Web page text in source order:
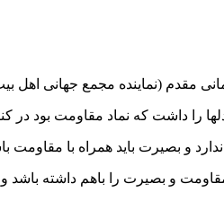
مقدم (نماینده مجمع جهانی
را داشت که نماد مقاومت بود در
و بصیرت باید همراه با مقاومت
و بصیرت را باهم داشته باشد